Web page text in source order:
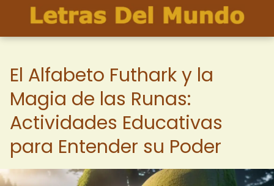
El Alfabeto Futhark y la
Magia de las Runas:
Actividades Educativas
para Entender su Poder